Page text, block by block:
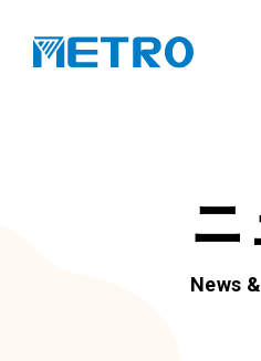
News